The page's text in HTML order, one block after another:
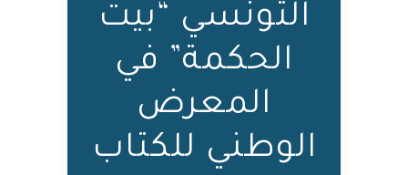
التونسي “بيت
الحكمة” في
المعرض
الوطني للكتاب